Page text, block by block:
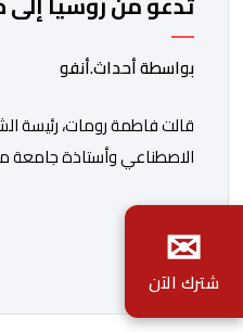
مسؤولة
بواسطة أحداث.أنفو
قالت فاطمة رومات، رئيسة
الاصطناعي وأستاذة جامعة
أصبحت طرفا معنيا ومؤثرا في
بحوكمة الذكاء الاصطناعي،
بالأخلاقيات الرقمية، وحماية
وبناء الثقة في الفضاء
✉
شترك الآن